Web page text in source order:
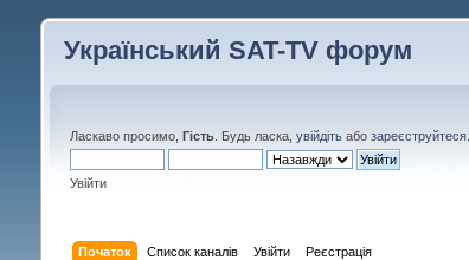
Український SAT-TV форум
Ласкаво просимо, Гість. Будь ласка, увійдітьабо зареєструйтеся.
Увійти
Початок Список каналів Увійти Реєстрація